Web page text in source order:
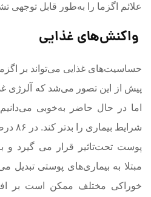
علائم اگزما را به‌طور قابل توجهی
واکنش‌های غذایی
حساسیت‌های غذایی می‌تواند بر اگزما
پیش از این تصور می‌‌شد که آلرژی
اما در حال حاضر به‌خوبی
پوست تحت‌تاثیر قرار می گیرد و
مبتلا به بیماری‌های پوستی
خوراکی مختلف ممکن است بر افراد